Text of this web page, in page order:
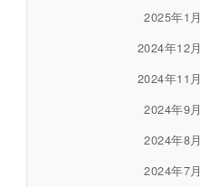
2025年1月
2024年12月
2024年11月
2024年9月
2024年8月
2024年7月